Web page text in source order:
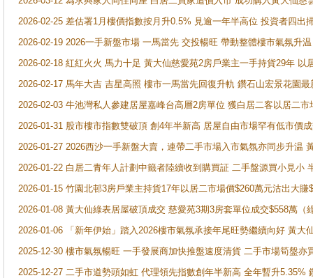
2026-02-25 差估署1月樓價指數按月升0.5% 見逾一年半高位 投資者四
2026-02-19 2026一手新盤市場 一馬當先 交投暢旺 帶動整體樓市氣氛升
2026-02-18 紅紅火火 馬力十足 黃大仙慈愛苑2房戶業主一手持貨29年 以
2026-02-17 馬年大吉 吉星高照 樓市一馬當先回復升軌 鑽石山宏景花園
2026-02-03 牛池灣私人參建居屋嘉峰台高層2房單位 獲白居二客以居二市
2026-01-31 股市樓市指數雙破頂 創4年半新高 居屋自由市場罕有低市價
2026-01-27 2026西沙一手新盤大賣，連帶二手市場入市氣氛亦同步升温
2026-01-22 白居二青年人計劃中籤者陸續收到購買証 二手盤源買小見小
2026-01-15 竹園北邨3房戶業主持貨17年以居二市場價$260萬元沽出大賺
2026-01-08 黃大仙綠表居屋破頂成交 慈愛苑3期3房套單位成交$558萬（
2026-01-06 「新年伊始」踏入2026樓市氣氛承接年尾旺勢繼續向好 黃
2025-12-30 樓市氣氛暢旺 一手發展商加快推盤速度清貨 二手市場筍盤
2025-12-27 二手市道勢頭如虹 代理領先指數創年半新高 全年暫升5.35%